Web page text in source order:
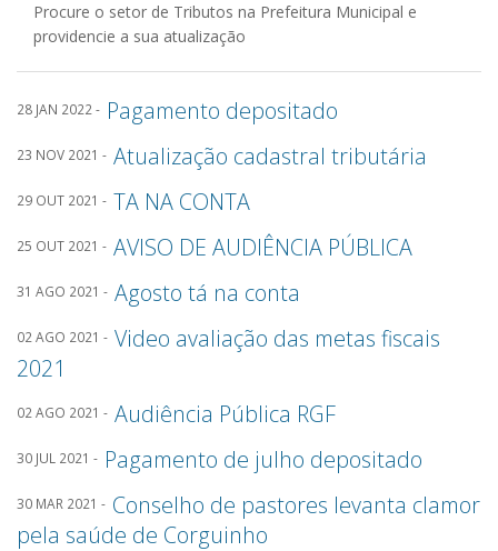
Procure o setor de Tributos na Prefeitura Municipal e
providencie a sua atualização
28 JAN 2022 - Pagamento depositado
23 NOV 2021 - Atualização cadastral tributária
29 OUT 2021 - TA NA CONTA
25 OUT 2021 - AVISO DE AUDIÊNCIA PÚBLICA
31 AGO 2021 - Agosto tá na conta
02 AGO 2021 - Video avaliação das metas fiscais
2021
02 AGO 2021 - Audiência Pública RGF
30 JUL 2021 - Pagamento de julho depositado
30 MAR 2021 - Conselho de pastores levanta clamor
pela saúde de Corguinho